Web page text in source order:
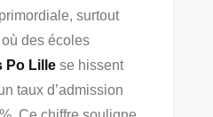
surtout
des écoles
Po Lillese hissent
taux d’admission